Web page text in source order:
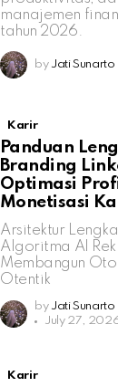
manajemen
tahun 2026.
by Jati Sunarto
Karir
Panduan
Branding
Optimasi
Monetisasi
Arsitektur
Algoritma AI
Membangun
Otentik
by Jati Sunarto
July 27,
Karir